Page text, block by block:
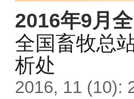
2016年9月
全国畜牧总
析处
2016, 11 (10):